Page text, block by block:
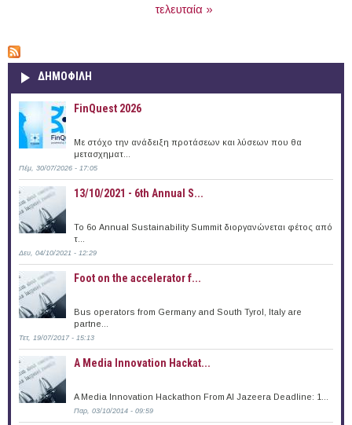
τελευταία »
ΔΗΜΟΦΙΛΗ
FinQuest 2026
Με στόχο την ανάδειξη προτάσεων και λύσεων που θα
μετασχηματ...
Πέμ, 30/07/2026 - 17:05
13/10/2021 - 6th Annual S...
To 6ο Annual Sustainability Summit διοργανώνεται φέτος από
τ...
Δευ, 04/10/2021 - 12:29
Foot on the accelerator f...
Bus operators from Germany and South Tyrol, Italy are
partne...
Τετ, 19/07/2017 - 15:13
A Media Innovation Hackat...
A Media Innovation Hackathon From Al Jazeera Deadline: 1...
Παρ, 03/10/2014 - 09:59